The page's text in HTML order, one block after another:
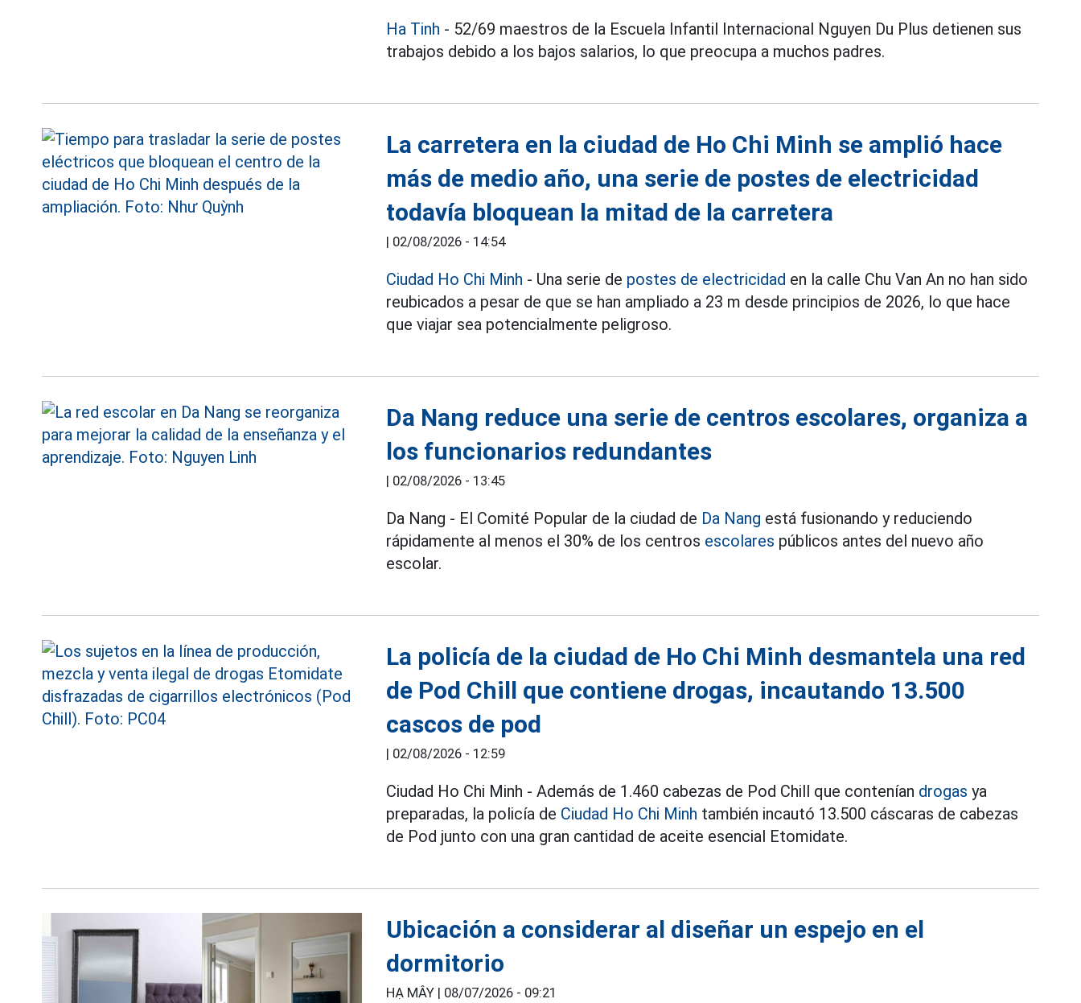
Ha Tinh - 52/69 maestros de la Escuela Infantil Internacional Nguyen Du Plus detienen sus
trabajos debido a los bajos salarios, lo que preocupa a muchos padres.
La carretera en la ciudad de Ho Chi Minh se amplió hace
más de medio año, una serie de postes de electricidad
todavía bloquean la mitad de la carretera
| 02/08/2026 - 14:54
Ciudad Ho Chi Minh - Una serie de postes de electricidad en la calle Chu Van An no han sido
reubicados a pesar de que se han ampliado a 23 m desde principios de 2026, lo que hace
que viajar sea potencialmente peligroso.
Da Nang reduce una serie de centros escolares, organiza a
los funcionarios redundantes
| 02/08/2026 - 13:45
Da Nang - El Comité Popular de la ciudad de Da Nang está fusionando y reduciendo
rápidamente al menos el 30% de los centros escolares públicos antes del nuevo año
escolar.
La policía de la ciudad de Ho Chi Minh desmantela una red
de Pod Chill que contiene drogas, incautando 13.500
cascos de pod
| 02/08/2026 - 12:59
Ciudad Ho Chi Minh - Además de 1.460 cabezas de Pod Chill que contenían drogas ya
preparadas, la policía de Ciudad Ho Chi Minh también incautó 13.500 cáscaras de cabezas
de Pod junto con una gran cantidad de aceite esencial Etomidate.
Ubicación a considerar al diseñar un espejo en el
dormitorio
HẠ MÂY | 08/07/2026 - 09:21